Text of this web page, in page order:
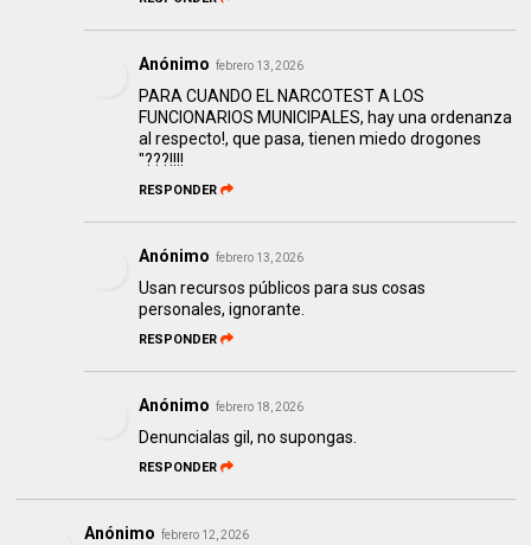
Anónimo febrero 13, 2026
PARA CUANDO EL NARCOTEST A LOS
FUNCIONARIOS MUNICIPALES, hay una ordenanza
al respecto!, que pasa, tienen miedo drogones
"???!!!!
RESPONDER
Anónimo febrero 13, 2026
Usan recursos públicos para sus cosas
personales, ignorante.
RESPONDER
Anónimo febrero 18, 2026
Denuncialas gil, no supongas.
RESPONDER
Anónimo febrero 12, 2026